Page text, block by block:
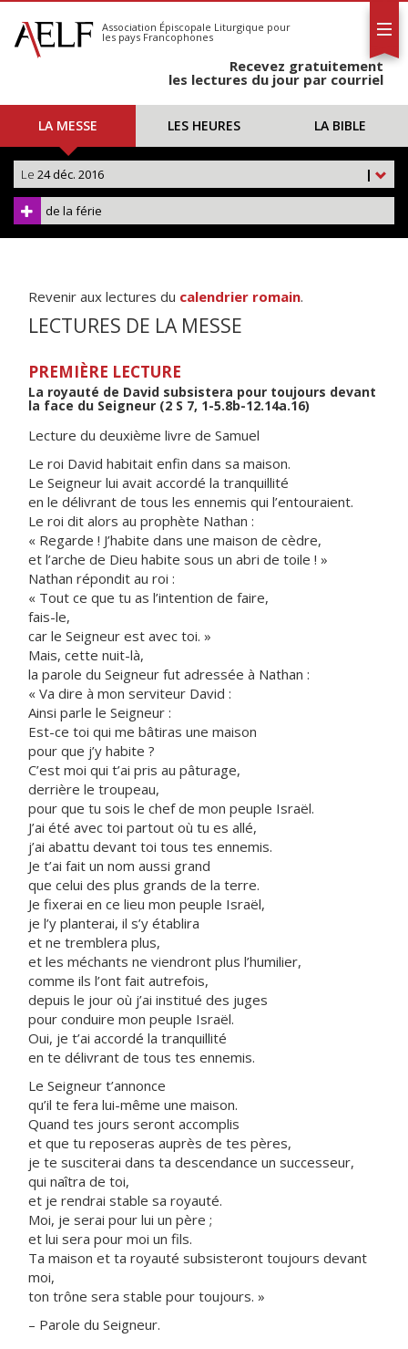
S'abonner
Calendrier
Association Épiscopale Liturgique pour
les pays Francophones
Recevez gratuitement
les lectures du jour par courriel
LA MESSE LES HEURES LA BIBLE
|
Le 24 déc. 2016
de la férie
Revenir aux lectures du calendrier romain.
LECTURES DE LA MESSE
PREMIÈRE LECTURE
La royauté de David subsistera pour toujours devant
la face du Seigneur (2 S 7, 1-5.8b-12.14a.16)
Lecture du deuxième livre de Samuel
Le roi David habitait enfin dans sa maison.
Le Seigneur lui avait accordé la tranquillité
en le délivrant de tous les ennemis qui l’entouraient.
Le roi dit alors au prophète Nathan :
« Regarde ! J’habite dans une maison de cèdre,
et l’arche de Dieu habite sous un abri de toile ! »
Nathan répondit au roi :
« Tout ce que tu as l’intention de faire,
fais-le,
car le Seigneur est avec toi. »
Mais, cette nuit-là,
la parole du Seigneur fut adressée à Nathan :
« Va dire à mon serviteur David :
Ainsi parle le Seigneur :
Est-ce toi qui me bâtiras une maison
pour que j’y habite ?
C’est moi qui t’ai pris au pâturage,
derrière le troupeau,
pour que tu sois le chef de mon peuple Israël.
J’ai été avec toi partout où tu es allé,
j’ai abattu devant toi tous tes ennemis.
Je t’ai fait un nom aussi grand
que celui des plus grands de la terre.
Je fixerai en ce lieu mon peuple Israël,
je l’y planterai, il s’y établira
et ne tremblera plus,
et les méchants ne viendront plus l’humilier,
comme ils l’ont fait autrefois,
depuis le jour où j’ai institué des juges
pour conduire mon peuple Israël.
Oui, je t’ai accordé la tranquillité
en te délivrant de tous tes ennemis.
Le Seigneur t’annonce
qu’il te fera lui-même une maison.
Quand tes jours seront accomplis
et que tu reposeras auprès de tes pères,
je te susciterai dans ta descendance un successeur,
qui naîtra de toi,
et je rendrai stable sa royauté.
Moi, je serai pour lui un père ;
et lui sera pour moi un fils.
Ta maison et ta royauté subsisteront toujours devant
moi,
ton trône sera stable pour toujours. »
– Parole du Seigneur.